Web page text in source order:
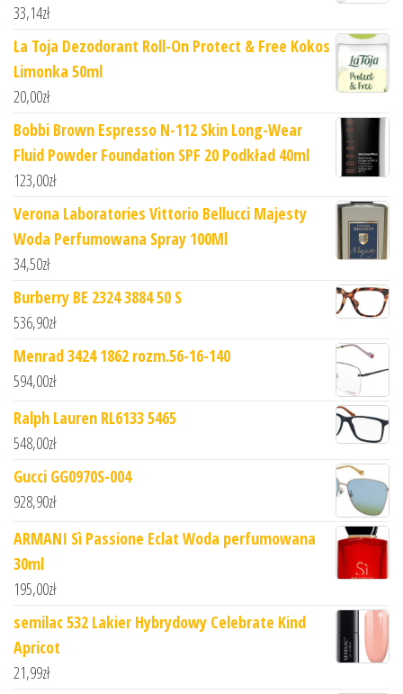
33,14zł
La Toja Dezodorant Roll-On Protect & Free Kokos
Limonka 50ml
20,00zł
Bobbi Brown Espresso N-112 Skin Long-Wear
Fluid Powder Foundation SPF 20 Podkład 40ml
123,00zł
Verona Laboratories Vittorio Bellucci Majesty
Woda Perfumowana Spray 100Ml
34,50zł
Burberry BE 2324 3884 50 S
536,90zł
Menrad 3424 1862 rozm.56-16-140
594,00zł
Ralph Lauren RL6133 5465
548,00zł
Gucci GG0970S-004
928,90zł
ARMANI Sì Passione Eclat Woda perfumowana
30ml
195,00zł
semilac 532 Lakier Hybrydowy Celebrate Kind
Apricot
21,99zł